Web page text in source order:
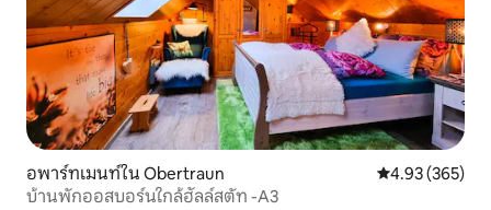
อพาร์ทเมนท์ใน Obertraun คะแนนเฉลี่ย
4.93 (365)
บ้านพักออสบอร์นใกล้ฮัลล์สตัท -A3